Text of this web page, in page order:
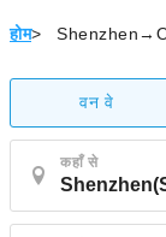
होम>
वन वे
कहाँ से